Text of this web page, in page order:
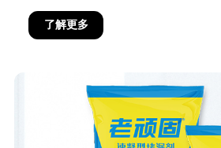
了解更多